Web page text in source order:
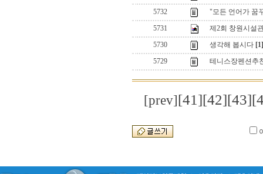
5732
"모든 언어가 꿈
5731
제2회 창원시설
5730
생각해 봅시다 [1]
5729
테니스장펜션추
[prev][41][42][43]